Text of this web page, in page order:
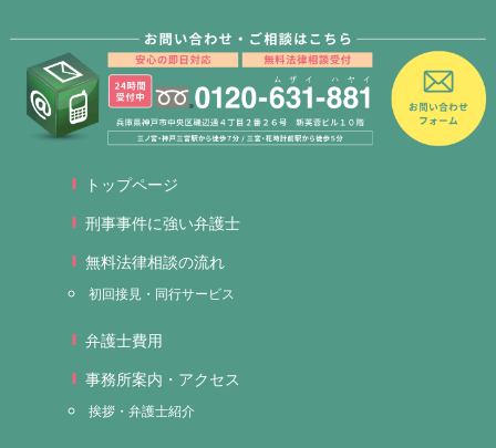
トップページ
刑事事件に強い弁護士
無料法律相談の流れ
初回接見・同行サービス
弁護士費用
事務所案内・アクセス
挨拶・弁護士紹介